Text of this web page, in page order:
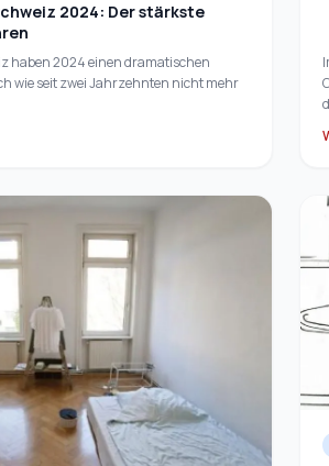
2024: Der stärkste
haben 2024 einen dramatischen
wie seit zwei Jahrzehnten nicht mehr